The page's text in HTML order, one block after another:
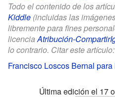
Todo el contenido de los
Kiddle (incluidas las
libremente para fines
licenciaAtribución-
lo contrario. Citar este artículo:
Francisco Loscos Bernal
Última edición el 17